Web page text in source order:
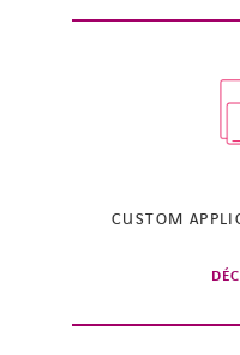
CUSTOM